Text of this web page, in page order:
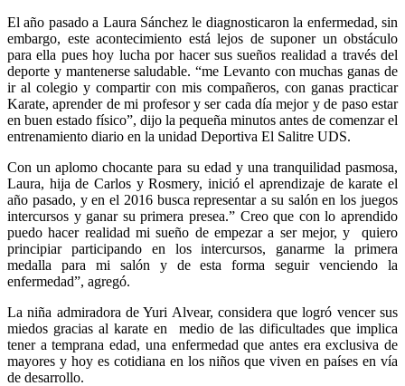
El año pasado a Laura Sánchez le diagnosticaron la enfermedad, sin
embargo, este acontecimiento está lejos de suponer un obstáculo
para ella pues hoy lucha por hacer sus sueños realidad a través del
deporte y mantenerse saludable. “me Levanto con muchas ganas de
ir al colegio y compartir con mis compañeros, con ganas practicar
Karate, aprender de mi profesor y ser cada día mejor y de paso estar
en buen estado físico”, dijo la pequeña minutos antes de comenzar el
entrenamiento diario en la unidad Deportiva El Salitre UDS.
Con un aplomo chocante para su edad y una tranquilidad pasmosa,
Laura, hija de Carlos y Rosmery, inició el aprendizaje de karate el
año pasado, y en el 2016 busca representar a su salón en los juegos
intercursos y ganar su primera presea.” Creo que con lo aprendido
puedo hacer realidad mi sueño de empezar a ser mejor, y quiero
principiar participando en los intercursos, ganarme la primera
medalla para mi salón y de esta forma seguir venciendo la
enfermedad”, agregó.
La niña admiradora de Yuri Alvear, considera que logró vencer sus
miedos gracias al karate en medio de las dificultades que implica
tener a temprana edad, una enfermedad que antes era exclusiva de
mayores y hoy es cotidiana en los niños que viven en países en vía
de desarrollo.